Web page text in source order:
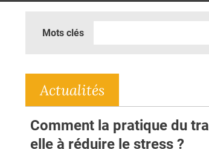
Mots clés
Actualités
Comment la pratique du
elle à réduire le stress ?